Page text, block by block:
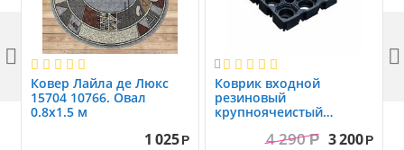
Ковер Лайла де Люкс
15704 10766. Овал
0.8x1.5 м
1 025 Р

Коврик вxодной
резиновый
крупноячеистый
1.0x1.5 м4 290 Р 3 200 Р
 